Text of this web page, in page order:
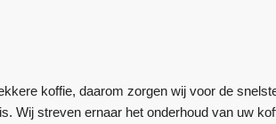
koffie, daarom zorgen wij voor de
Wij streven ernaar het onderhoud van uw